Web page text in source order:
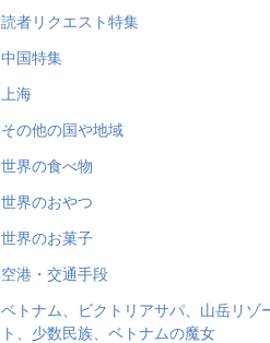
読者リクエスト特集
中国特集
上海
その他の国や地域
世界の食べ物
世界のおやつ
世界のお菓子
空港・交通手段
ベトナム、ビクトリアサパ、山岳リゾ
ト、少数民族、ベトナムの魔女